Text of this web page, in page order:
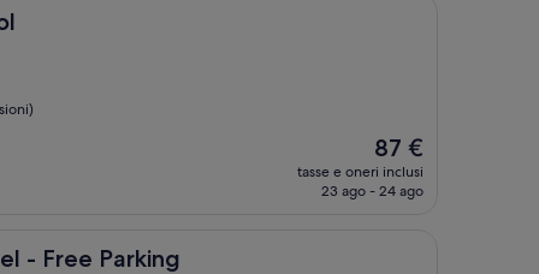
Il
prezzo
attuale
87 €
tasse e oneri inclusi
23 ago - 24 ago
- Free Parking